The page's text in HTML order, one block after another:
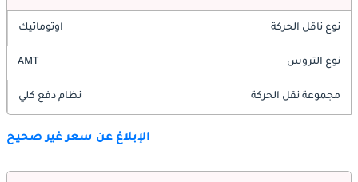
نوع ناقل الحركة اوتوماتيك
نوع التروس AMT
مجموعة نقل الحركة نظام دفع كلي
الإبلاغ عن سعر غير صحيح